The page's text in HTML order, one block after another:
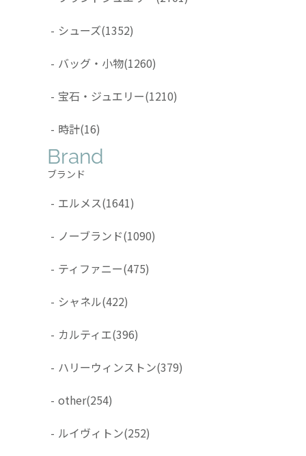
- シューズ(1352)
- バッグ・小物(1260)
- 宝石・ジュエリー(1210)
- 時計(16)
Brand
ブランド
- エルメス(1641)
- ノーブランド(1090)
- ティファニー(475)
- シャネル(422)
- カルティエ(396)
- ハリーウィンストン(379)
- other(254)
- ルイヴィトン(252)